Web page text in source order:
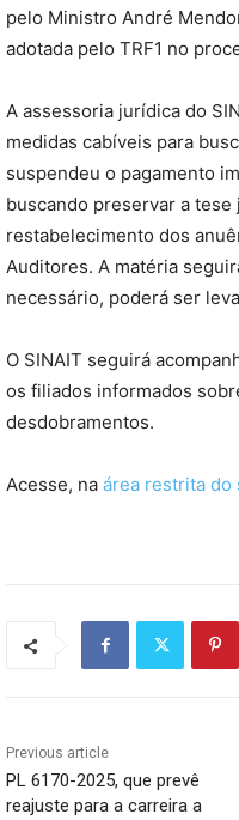
pelo Ministro André
adotada pelo TRF1 no
A assessoria jurídica do
medidas cabíveis para
suspendeu o pagamento
buscando preservar a
restabelecimento dos
Auditores. A matéria
necessário, poderá ser
O SINAIT seguirá
os filiados informados
desdobramentos.
Acesse, na área restrita do
Previous article
PL 6170-2025, que prevê
reajuste para a carreira a